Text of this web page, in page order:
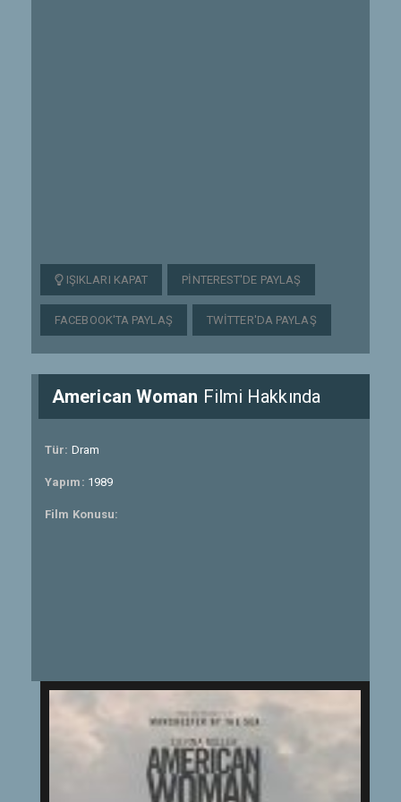
IŞIKLARI KAPAT PINTEREST'DE PAYLAŞ
FACEBOOK'TA PAYLAŞ TWITTER'DA PAYLAŞ
American Woman Filmi Hakkında
Tür: Dram
Yapım: 1989
Film Konusu: